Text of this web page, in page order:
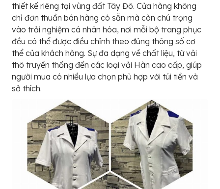
thiết kế riêng tại vùng đất Tây Đô. Cửa hàng không
chỉ đơn thuần bán hàng có sẵn mà còn chú trọng
vào trải nghiệm cá nhân hóa, nơi mỗi bộ trang phục
đều có thể được điều chỉnh theo đúng thông số cơ
thể của khách hàng. Sự đa dạng về chất liệu, từ vải
thô truyền thống đến các loại vải Hàn cao cấp, giúp
người mua có nhiều lựa chọn phù hợp với túi tiền và
sở thích.